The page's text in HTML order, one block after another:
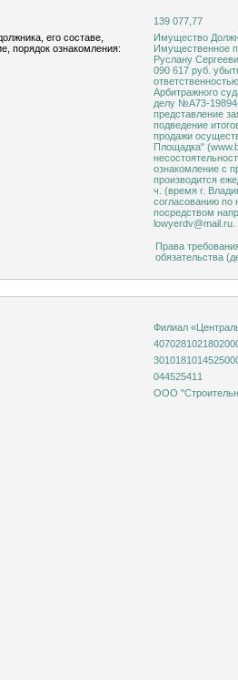
139 077,77
его составе,
порядок ознакомления:
Имущество
Имущественное
Руслану
090 617 руб.
Арбитражного
делу №А73-19894-5/2023.
представление
подведение
продажи
Площадка"
ознакомление с
производится
ч. (время г.
согласованию по
посредством
lowyerdv@mail.ru.
Права
обязательства
Филиал
044525411
ООО